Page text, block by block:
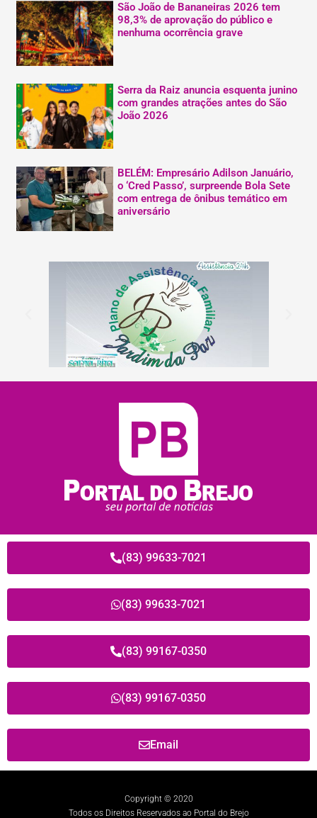
São João de Bananeiras 2026 tem
98,3% de aprovação do público e
nenhuma ocorrência grave
Serra da Raiz anuncia esquenta junino
com grandes atrações antes do São
João 2026
BELÉM: Empresário Adilson Januário,
o ‘Cred Passo’, surpreende Bola Sete
com entrega de ônibus temático em
aniversário
(83) 99633-7021
(83) 99633-7021
(83) 99167-0350
(83) 99167-0350
Email
Copyright © 2020
Todos os Direitos Reservados ao Portal do Brejo